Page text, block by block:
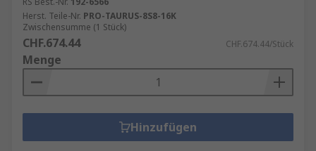
Herst. Teile-Nr. PRO-TAURUS-8S8-16K
Zwischensumme (1 Stück)
CHF.674.44 CHF.674.44/Stück
Menge
Hinzufügen